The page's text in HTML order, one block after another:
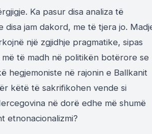
Ka pasur disa analiza të
jam dakord, me të tjera jo.
një zgjidhje pragmatike, sipas
të madh në politikën botërore se
hegjemoniste në rajonin e Ballkanit
këtë të sakrifikohen vende si
në dorë edhe më shumë
etnonacionalizmi?